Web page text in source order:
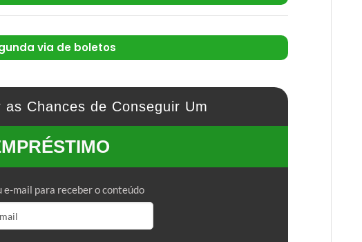
via de boletos
as Chances de Conseguir Um
e-mail para receber o conteúdo